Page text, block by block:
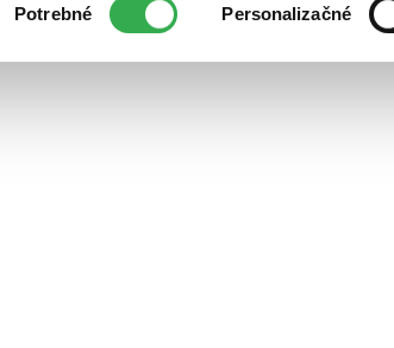
súhlasu
Potrebné Personalizačné